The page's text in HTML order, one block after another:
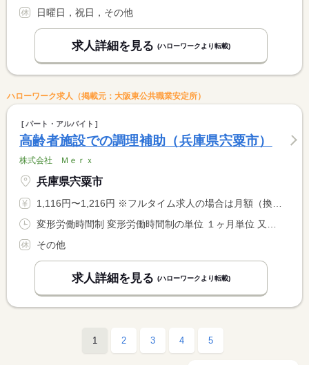
日曜日，祝日，その他
求人詳細を見る (ハローワークより転載)
ハローワーク求人（掲載元：大阪東公共職業安定所）
パート・アルバイト
高齢者施設での調理補助（兵庫県宍粟市）
株式会社 Ｍｅｒｘ
兵庫県宍粟市
1,116円〜1,216円 ※フルタイム求人の場合は月額（換算額）、パート求人の場合は時間額を表示しています。
その他
求人詳細を見る (ハローワークより転載)
1 2 3 4 5